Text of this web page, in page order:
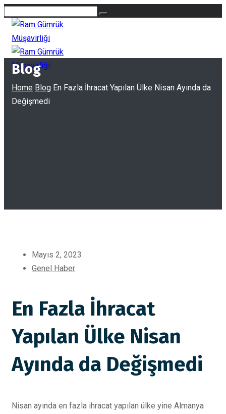
Blog
Home Blog En Fazla İhracat Yapılan Ülke Nisan Ayında da
Değişmedi
Mayıs 2, 2023
Genel Haber
En Fazla İhracat
Yapılan Ülke Nisan
Ayında da Değişmedi
Nisan ayında en fazla ihracat yapılan ülke yine Almanya